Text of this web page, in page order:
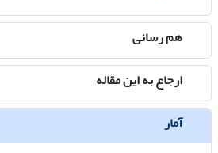
هم رسانی
ارجاع به این مقاله
آمار